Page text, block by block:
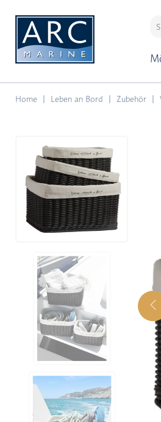
Home Leben an Bord Zubehör